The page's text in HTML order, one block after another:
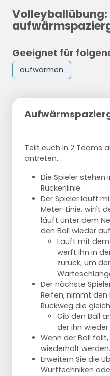
Volleyballübung:
Geeignet für
aufwärmen
Teilt euch in 2 Teams
antreten.
Die Spieler stehen
Rückenlinie.
Der Spieler läuft
Meter-Linie, wirft
läuft unter dem
den Ball wieder
Lauft mit dem
werft ihn in
zurück, um
Der nächste
Reifen, nimmt
Rückweg die
Gib den Ball
der ihn wieder
Wenn der Ball
wiederholt werden.
Erweitern Sie die
Wurftechniken